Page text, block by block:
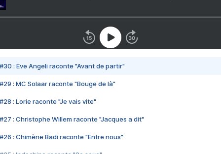
#30 : Eve Angeli raconte "Avant de partir"
#29 : MC Solaar raconte "Bouge de là"
#28 : Lorie raconte "Je vais vite"
#27 : Christophe Willem raconte "Jacques a dit"
#26 : Chimène Badi raconte "Entre nous"